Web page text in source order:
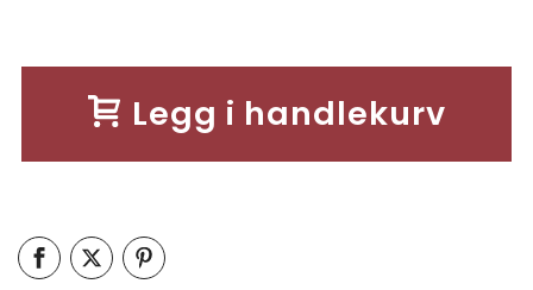
Legg i handlekurv